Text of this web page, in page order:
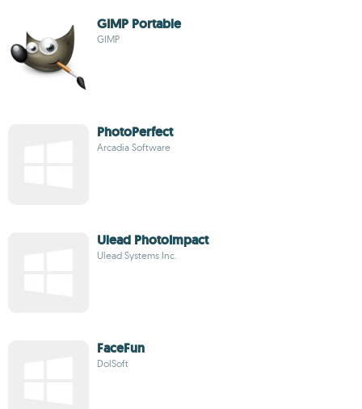
GIMP Portable
GIMP
PhotoPerfect
Arcadia Software
Ulead PhotoImpact
Ulead Systems Inc.
FaceFun
DolSoft